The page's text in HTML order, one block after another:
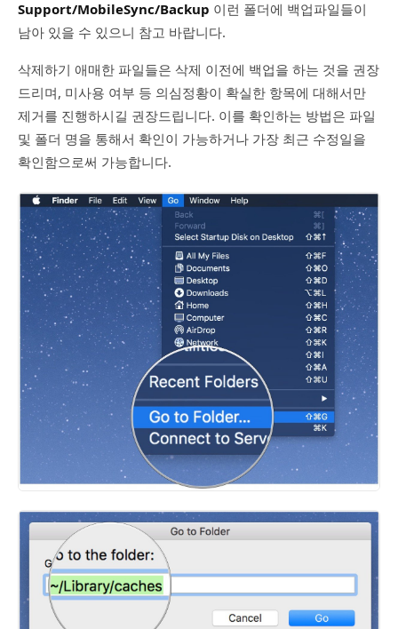
Support/MobileSync/Backup 이런 폴더에 백업파일들이
남아 있을 수 있으니 참고 바랍니다.
삭제하기 애매한 파일들은 삭제 이전에 백업을 하는 것을 권장
드리며, 미사용 여부 등 의심정황이 확실한 항목에 대해서만
제거를 진행하시길 권장드립니다. 이를 확인하는 방법은 파일
및 폴더 명을 통해서 확인이 가능하거나 가장 최근 수정일을
확인함으로써 가능합니다.